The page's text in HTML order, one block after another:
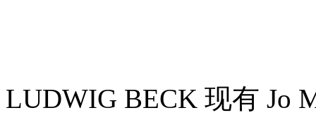
LUDWIG BECK 现有 Jo